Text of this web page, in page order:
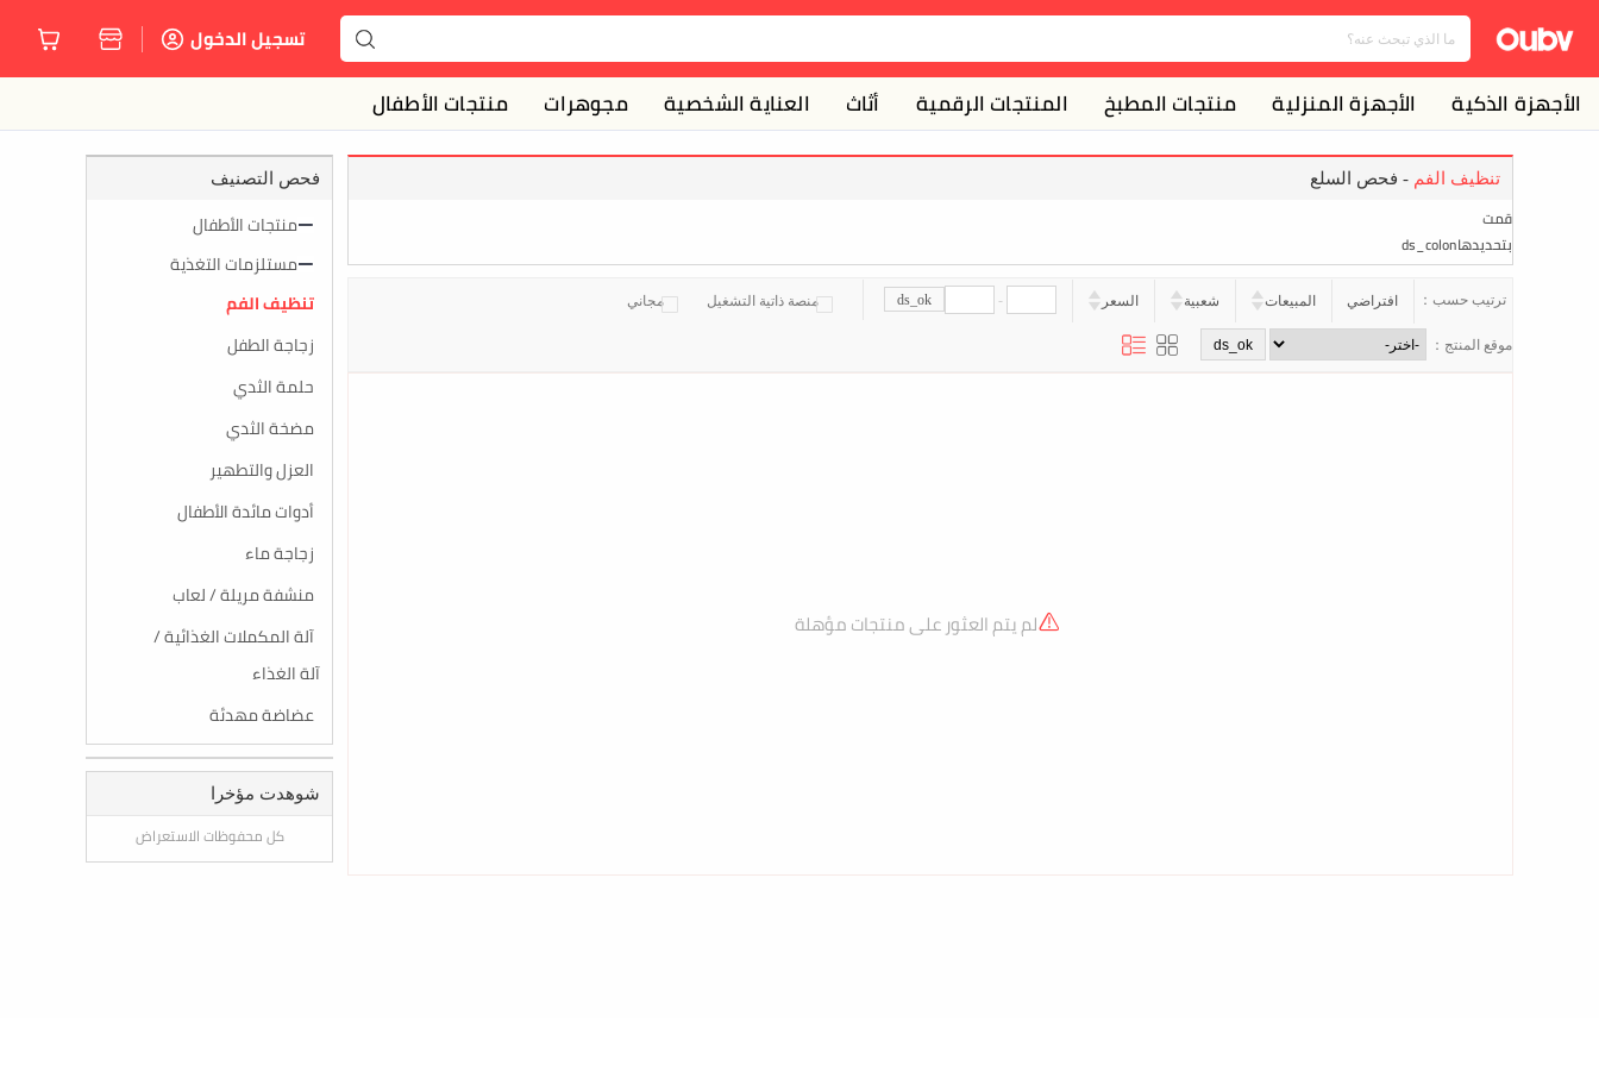
تسجيل الدخول
الأجهزة الذكية الأجهزة المنزلية منتجات المطبخ المنتجات الرقمية أثاث العناية الشخصية مجوهرات منتجات الأطفال
فحص التصنيف
منتجات الأطفال
مستلزمات التغذية
تنظيف الفم
زجاجة الطفل
حلمة الثدي
مضخة الثدي
العزل والتطهير
أدوات مائدة الأطفال
زجاجة ماء
منشفة مريلة / لعاب
آلة المكملات الغذائية /
آلة الغذاء
عضاضة مهدئة
شوهدت مؤخرا
كل محفوظات الاستعراض
تنظيف الفم - فحص السلع
قمت
بتحديدهاds_colon
ترتيب حسب： افتراضي المبيعات شعبية السعر -
ds_ok منصة ذاتية التشغيل مجاني
موقع المنتج：
لم يتم العثور على منتجات مؤهلة